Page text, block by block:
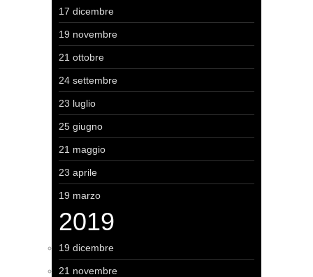
17 dicembre
19 novembre
21 ottobre
24 settembre
23 luglio
25 giugno
21 maggio
23 aprile
19 marzo
2019
19 dicembre
21 novembre